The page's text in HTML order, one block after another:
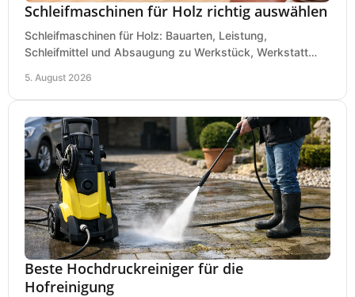
Schleifmaschinen für Holz richtig auswählen
Schleifmaschinen für Holz: Bauarten, Leistung,
Schleifmittel und Absaugung zu Werkstück, Werkstatt
5. August 2026
Beste Hochdruckreiniger für die
Hofreinigung